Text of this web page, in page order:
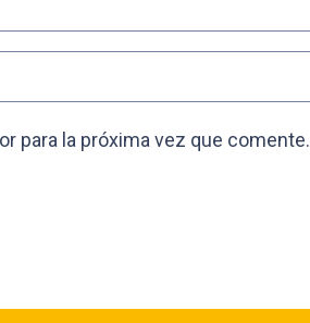
para la próxima vez que comente.